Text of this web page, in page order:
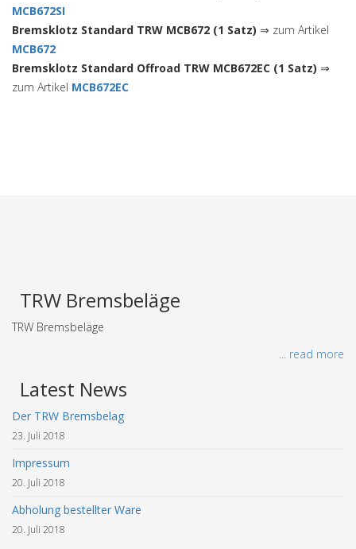
MCB672SI
Bremsklotz Standard TRW MCB672 (1 Satz) ⇒ zum Artikel
MCB672
Bremsklotz Standard Offroad TRW MCB672EC (1 Satz) ⇒
zum Artikel MCB672EC
TRW Bremsbeläge
TRW Bremsbeläge
... read more
Latest News
Der TRW Bremsbelag
23. Juli 2018
Impressum
20. Juli 2018
Abholung bestellter Ware
20. Juli 2018